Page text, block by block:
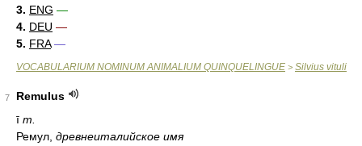
3. ENG —
4. DEU —
5. FRA —
VOCABULARIUM NOMINUM ANIMALIUM QUINQUELINGUE > Silvius vituli
7
Remulus
ī m.
Ремул, древнеиталийское имя